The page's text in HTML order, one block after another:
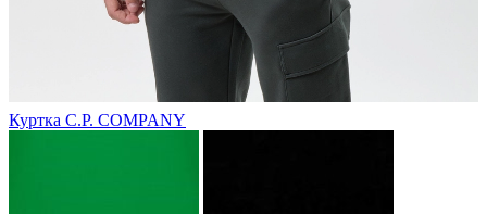
Куртка C.P. COMPANY